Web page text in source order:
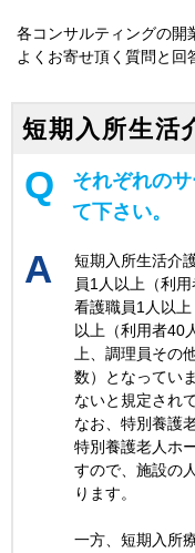
各コンサルティングの開
よくお寄せ頂く質問と回
短期入所生活
それぞれの
て下さい。
短期入所生活介
員1人以上（利
看護職員1人以
以上（利用者40
上、調理員その
数）となってい
ないと規定され
なお、特別養護
特別養護老人ホ
すので、施設の
ります。
一方、短期入所